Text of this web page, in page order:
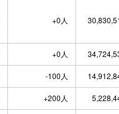
+0人
+0人
-100人
+200人